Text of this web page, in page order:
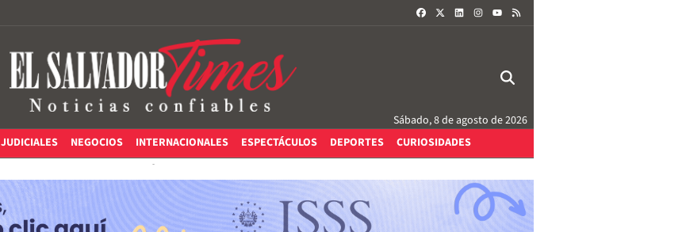
FACEBOOKLINKEDININSTAGRAM
Sábado, 8 de agosto de 2026
JUDICIALES NEGOCIOS INTERNACIONALES ESPECTÁCULOS DEPORTES CURIOSIDADES